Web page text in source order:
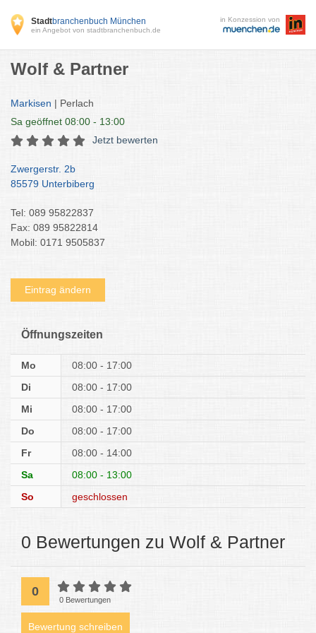
Stadtbranchenbuch München
ein Angebot von stadtbranchenbuch.de
in Konzession von
Wolf & Partner
Markisen | Perlach
Sa geöffnet 08:00 - 13:00
Jetzt bewerten
Zwergerstr. 2b
85579 Unterbiberg
Tel: 089 95822837
Fax: 089 95822814
Mobil: 0171 9505837
Eintrag ändern
Öffnungszeiten
Mo
08:00 - 17:00
Di
08:00 - 17:00
Mi
08:00 - 17:00
Do
08:00 - 17:00
Fr
08:00 - 14:00
Sa
08:00 - 13:00
So
geschlossen
0 Bewertungen zu Wolf & Partner
0
0 Bewertungen
Bewertung schreiben